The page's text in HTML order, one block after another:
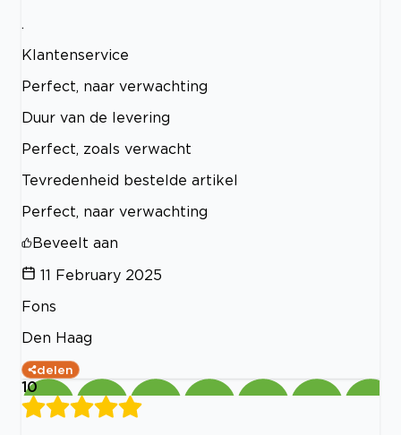
Klantenservice
Perfect, naar verwachting
Duur van de levering
Perfect, zoals verwacht
Tevredenheid bestelde artikel
Perfect, naar verwachting
Beveelt aan
11 February 2025
Fons
Den Haag
delen
10